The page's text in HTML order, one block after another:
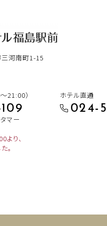
河南町1-15
21:00）
マー
り、
。
ホテル直通
024-